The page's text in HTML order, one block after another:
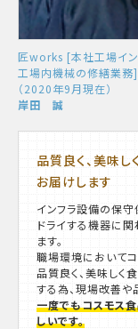
匠works [本社工場イン
工場内機械の修繕業務]
（2020年9月現在）
岸田 誠
品質良く、美味
お届けします
インフラ設備の保
ドライする機器に
ます。
職場環境においてコ
品質良く、美味しく
する為、現場改善や
一度でもコスモス
しいです。